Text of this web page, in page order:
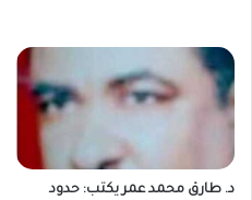
د. طارق محمد عمر يكتب: حدود